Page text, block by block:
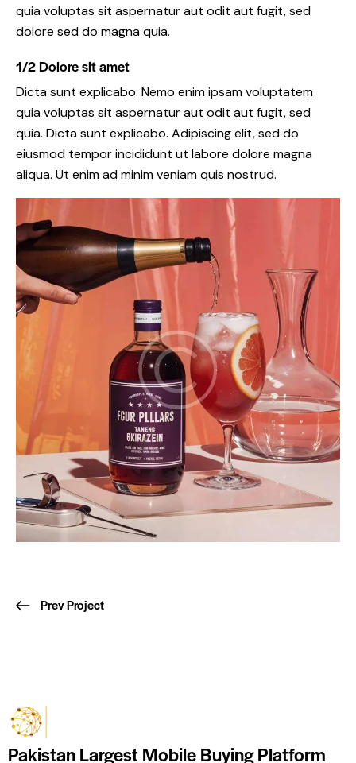
quia voluptas sit aspernatur aut odit aut fugit, sed
dolore sed do magna quia.
1/2 Dolore sit amet
Dicta sunt explicabo. Nemo enim ipsam voluptatem
quia voluptas sit aspernatur aut odit aut fugit, sed
quia. Dicta sunt explicabo. Adipiscing elit, sed do
eiusmod tempor incididunt ut labore dolore magna
aliqua. Ut enim ad minim veniam quis nostrud.
Prev Project
Pakistan Largest Mobile Buying Platform